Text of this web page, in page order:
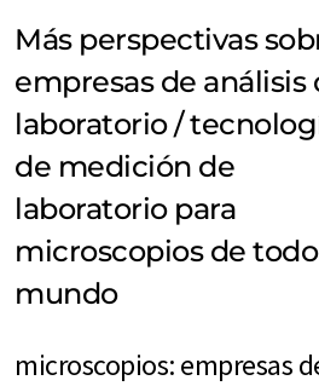
Más perspectivas
empresas de análisis
laboratorio /
de medición de
laboratorio para
microscopios de
mundo
microscopios: empresas